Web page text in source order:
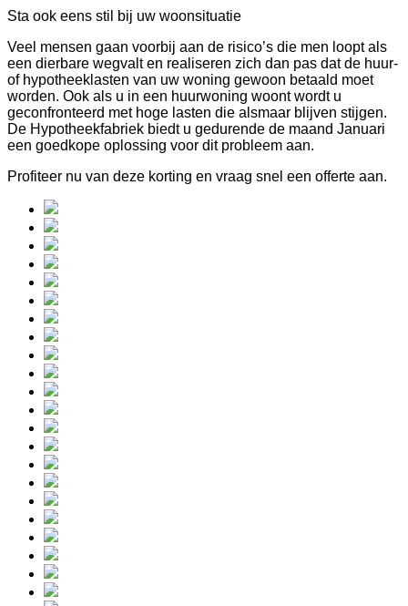
Sta ook eens stil bij uw woonsituatie
Veel mensen gaan voorbij aan de risico’s die men loopt als
een dierbare wegvalt en realiseren zich dan pas dat de huur-
of hypotheeklasten van uw woning gewoon betaald moet
worden. Ook als u in een huurwoning woont wordt u
geconfronteerd met hoge lasten die alsmaar blijven stijgen.
De Hypotheekfabriek biedt u gedurende de maand Januari
een goedkope oplossing voor dit probleem aan.
Profiteer nu van deze korting en vraag snel een offerte aan.